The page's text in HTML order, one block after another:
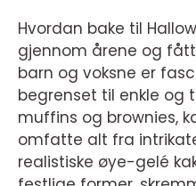
Hvordan bake til
gjennom årene og
barn og voksne er
begrenset til enkle og
muffins og brownies,
omfatte alt fra
realistiske øye-gelé